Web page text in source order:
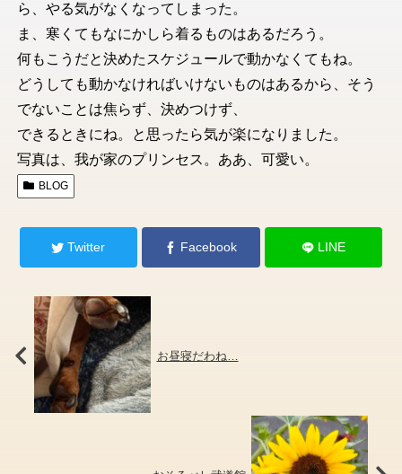
ら、やる気がなくなってしまった。
ま、寒くてもなにかしら着るものはあるだろう。
何もこうだと決めたスケジュールで動かなくてもね。
どうしても動かなければいけないものはあるから、そう
でないことは焦らず、決めつけず、
できるときにね。と思ったら気が楽になりました。
写真は、我が家のプリンセス。ああ、可愛い。
BLOG
Twitter Facebook LINE
お昼寝だわね…